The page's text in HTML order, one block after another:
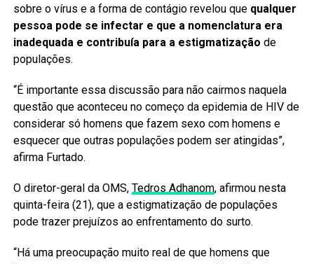
sobre o vírus e a forma de contágio revelou que qualquer
pessoa pode se infectar e que a nomenclatura era
inadequada e contribuía para a estigmatização de
populações.
“É importante essa discussão para não cairmos naquela
questão que aconteceu no começo da epidemia de HIV de
considerar só homens que fazem sexo com homens e
esquecer que outras populações podem ser atingidas”,
afirma Furtado.
O diretor-geral da OMS, Tedros Adhanom, afirmou nesta
quinta-feira (21), que a estigmatização de populações
pode trazer prejuízos ao enfrentamento do surto.
“Há uma preocupação muito real de que homens que